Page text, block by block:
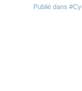
Publié dans